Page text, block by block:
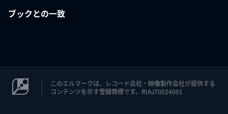
ブックとの一致
このエルマークは、レコード会社・映像製作会社が提供する
コンテンツを示す登録商標です。RIAJ70024001